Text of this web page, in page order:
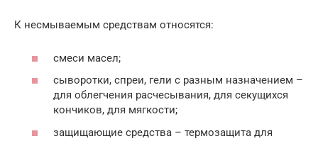
К несмываемым средствам относятся:
смеси масел;
сыворотки, спреи, гели с разным назначением –
для облегчения расчесывания, для секущихся
кончиков, для мягкости;
защищающие средства – термозащита для